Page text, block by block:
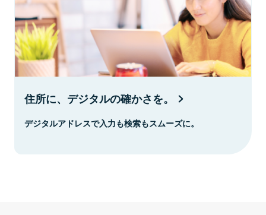
住所に、デジタルの確かさを。
デジタルアドレスで入力も検索もスムーズに。